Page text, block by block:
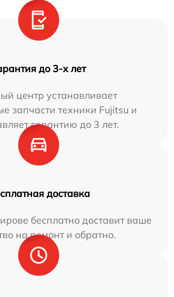
до 3-х лет
центр устанавливает
запчасти техники Fujitsu и
гарантию до 3 лет.
доставка
бесплатно доставит ваше
на ремонт и обратно.